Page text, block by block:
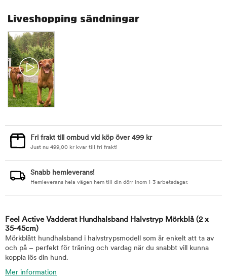
Liveshopping sändningar
Fri frakt till ombud vid köp över 499 kr
Just nu 499,00 kr kvar till fri frakt!
Snabb hemleverans!
Hemleverans hela vägen hem till din dörr inom 1-3 arbetsdagar.
Feel Active Vadderat Hundhalsband Halvstryp Mörkblå (2 x
35-45cm)
Mörkblått hundhalsband i halvstrypsmodell som är enkelt att ta av
och på – perfekt för träning och vardag när du snabbt vill kunna
koppla lös din hund.
Mer information